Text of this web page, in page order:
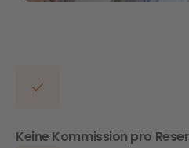
Keine Kommission pro